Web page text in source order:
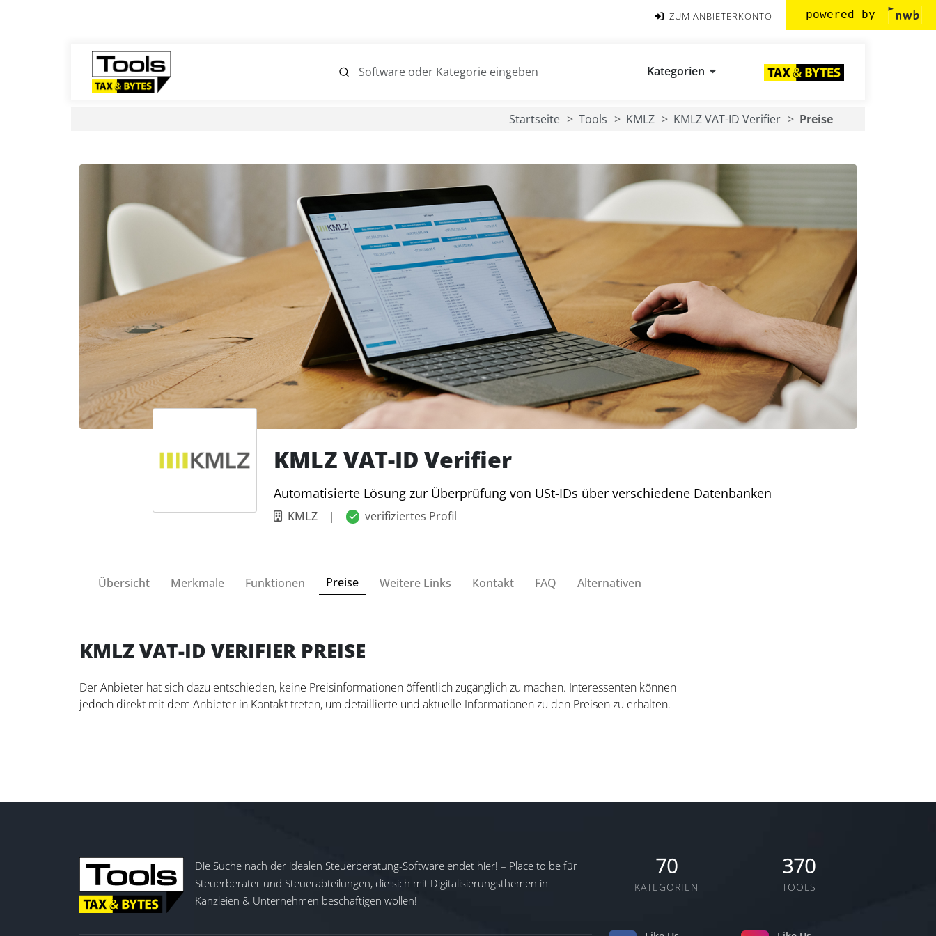
ZUM ANBIETERKONTO powered by
Kategorien
Startseite Tools KMLZ KMLZ VAT-ID Verifier Preise
KMLZ VAT-ID Verifier
Automatisierte Lösung zur Überprüfung von USt-IDs über verschiedene Datenbanken
KMLZ | verifiziertes Profil
Übersicht Merkmale Funktionen Preise Weitere Links Kontakt FAQ Alternativen
KMLZ VAT-ID VERIFIER PREISE
Der Anbieter hat sich dazu entschieden, keine Preisinformationen öffentlich zugänglich zu machen. Interessenten können
jedoch direkt mit dem Anbieter in Kontakt treten, um detaillierte und aktuelle Informationen zu den Preisen zu erhalten.
Die Suche nach der idealen Steuerberatung-Software endet hier! – Place to be für
Steuerberater und Steuerabteilungen, die sich mit Digitalisierungsthemen in
Kanzleien & Unternehmen beschäftigen wollen!
70
KATEGORIEN
370
TOOLS